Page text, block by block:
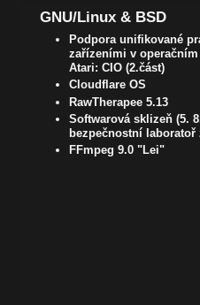
GNU/Linux & BSD
Podpora unifikované
zařízeními v operačním
Atari: CIO (2.část)
Cloudflare OS
RawTherapee 5.13
Softwarová sklizeň (5.
bezpečnostní laboratoř
FFmpeg 9.0 "Lei"